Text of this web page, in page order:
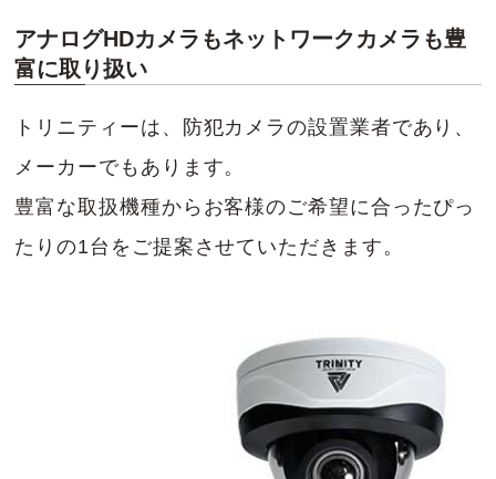
アナログHDカメラもネットワークカメラも豊
富に取り扱い
トリニティーは、防犯カメラの設置業者であり、
メーカーでもあります。
豊富な取扱機種からお客様のご希望に合ったぴっ
たりの1台をご提案させていただきます。